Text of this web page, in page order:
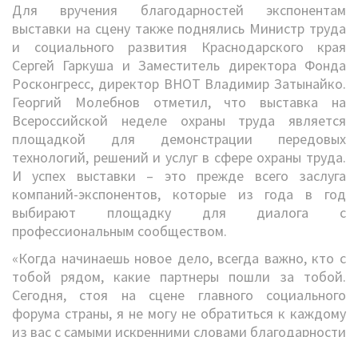
Для вручения благодарностей экспонентам
выставки на сцену также поднялись Министр труда
и социального развития Краснодарского края
Сергей Гаркуша и Заместитель директора Фонда
Росконгресс, директор ВНОТ Владимир Затынайко.
Георгий Молебнов отметил, что выставка на
Всероссийской неделе охраны труда является
площадкой для демонстрации передовых
технологий, решений и услуг в сфере охраны труда.
И успех выставки – это прежде всего заслуга
компаний-экспонентов, которые из года в год
выбирают площадку для диалога с
профессиональным сообществом.
«Когда начинаешь новое дело, всегда важно, кто с
тобой рядом, какие партнеры пошли за тобой.
Сегодня, стоя на сцене главного социального
форума страны, я не могу не обратиться к каждому
из вас с самыми искренними словами благодарности